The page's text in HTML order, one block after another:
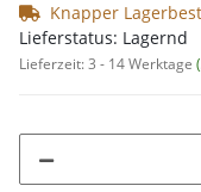
Knapper
Lieferstatus: Lagernd
Lieferzeit:3 - 14 Werktage